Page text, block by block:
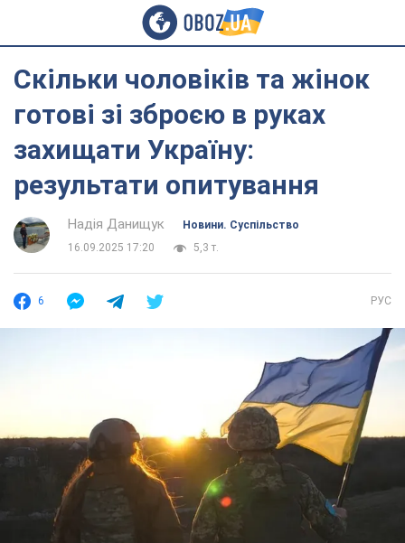
Скільки чоловіків та жінок
готові зі зброєю в руках
захищати Україну:
результати опитування
Надія Данищук
Новини. Суспільство
16.09.2025 17:20
5,3 т.
6 РУС